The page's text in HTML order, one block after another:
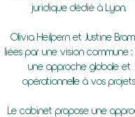
juridique dédié à Lyon.
Olivia Heilpern et Justine
liées par une vision commune :
une approche globale et
opérationnelle à vos
Le cabinet propose une